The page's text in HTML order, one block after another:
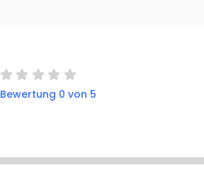
Bewertung 0 von 5